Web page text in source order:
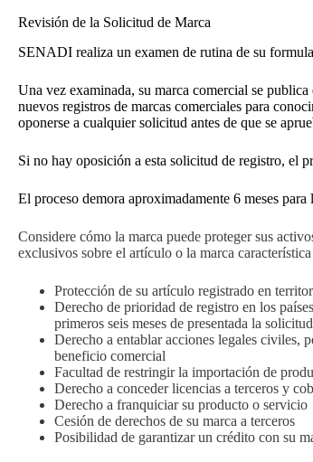
Revisión de la Solicitud de Marca
SENADI realiza un examen de rutina de su
Una vez examinada, su marca comercial se
nuevos registros de marcas comerciales para
oponerse a cualquier solicitud antes de que se
Si no hay oposición a esta solicitud de registro, el
El proceso demora aproximadamente 6 meses
Considere cómo la marca puede proteger sus
exclusivos sobre el artículo o la marca
Protección de su artículo registrado en
Derecho de prioridad de registro en los
primeros seis meses de presentada la
Derecho a entablar acciones legales civiles,
beneficio comercial
Facultad de restringir la importación de
Derecho a conceder licencias a terceros y
Derecho a franquiciar su producto o servicio
Cesión de derechos de su marca a terceros
Posibilidad de garantizar un crédito con su